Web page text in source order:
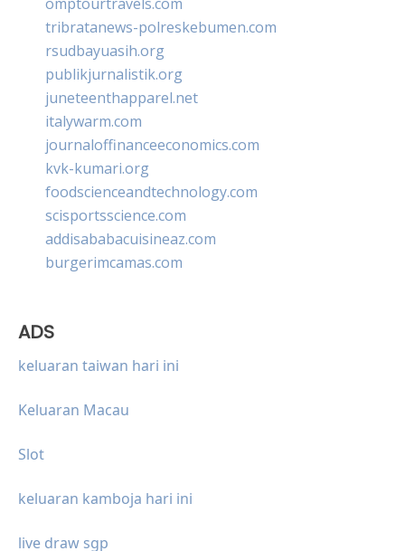
tribratanews-polreskebumen.com
rsudbayuasih.org
publikjurnalistik.org
juneteenthapparel.net
italywarm.com
journaloffinanceeconomics.com
kvk-kumari.org
foodscienceandtechnology.com
scisportsscience.com
addisababacuisineaz.com
burgerimcamas.com
ADS
keluaran taiwan hari ini
Keluaran Macau
Slot
keluaran kamboja hari ini
live draw sgp